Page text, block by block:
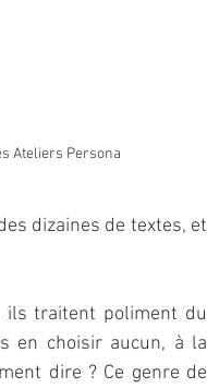
Ateliers Persona
dizaines de textes, et
ils traitent poliment du
en choisir aucun, à la
dire ? Ce genre de